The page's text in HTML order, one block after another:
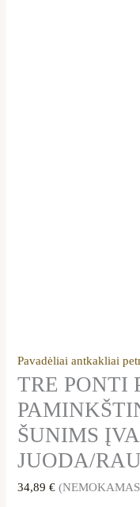
Pavadėliai antkakliai
TRE PONTI
ŠUNIMS
JUODA/
34,89€